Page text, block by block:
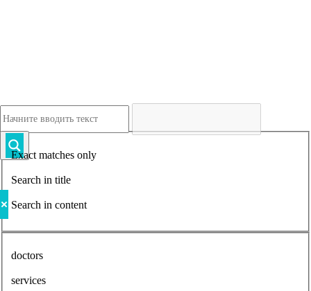
Exact matches only
Search in title
Search in content
doctors
services